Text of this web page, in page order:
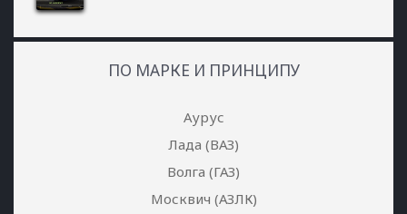
ПО МАРКЕ И ПРИНЦИПУ
Аурус
Лада (ВАЗ)
Волга (ГАЗ)
Москвич (АЗЛК)